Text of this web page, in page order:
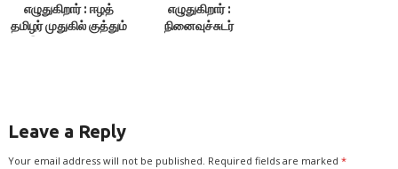
எழுதுகிறார் : ஈழத்
தமிழர் முதுகில் குத்தும்
எழுதுகிறார் :
நினைவுச்சுடர்
Leave a Reply
Your email address will not be published. Required fields are marked *